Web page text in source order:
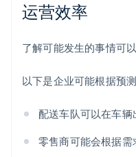
运营效率
了解可能发生的事情可
以下是企业可能根据预
配送车队可以在车辆
零售商可能会根据需